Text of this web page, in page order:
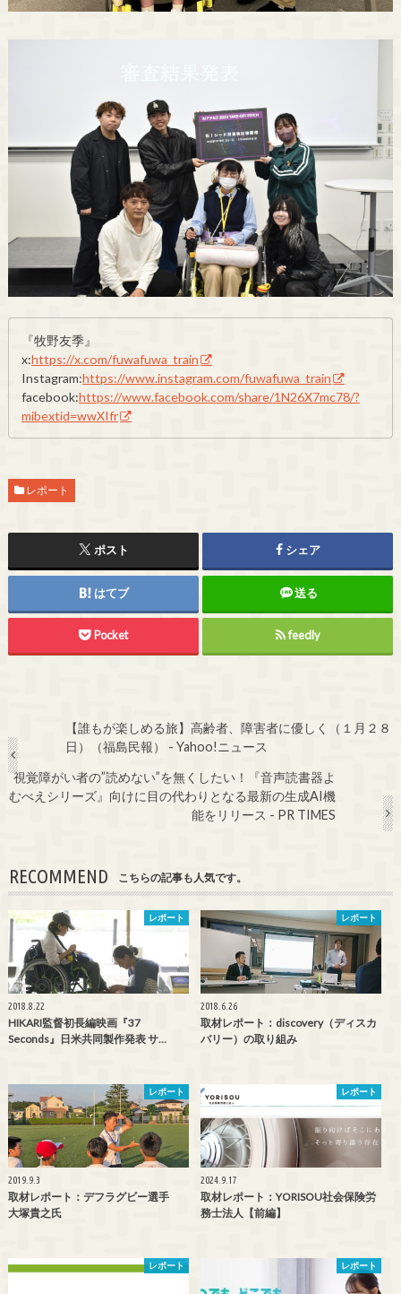
『牧野友季』
x:https://x.com/fuwafuwa_train
Instagram:https://www.instagram.com/fuwafuwa_train
facebook:https://www.facebook.com/share/1N26X7mc78/?
mibextid=wwXIfr
レポート
ポスト シェア
はてブ 送る
Pocket feedly
【誰もが楽しめる旅】高齢者、障害者に優しく（１月２８
日）（福島民報） - Yahoo!ニュース
視覚障がい者の”読めない”を無くしたい！『音声読書器よ
むべえシリーズ』向けに目の代わりとなる最新の生成AI機
能をリリース - PR TIMES
RECOMMEND こちらの記事も人気です。
レポート
2018.8.22
HIKARI監督初長編映画『37
Seconds』日米共同製作発表 サ…
レポート
2018.6.26
取材レポート：discovery（ディスカ
バリー）の取り組み
レポート
2019.9.3
取材レポート：デフラグビー選手
大塚貴之氏
レポート
2024.9.17
取材レポート：YORISOU社会保険労
務士法人【前編】
レポート レポート